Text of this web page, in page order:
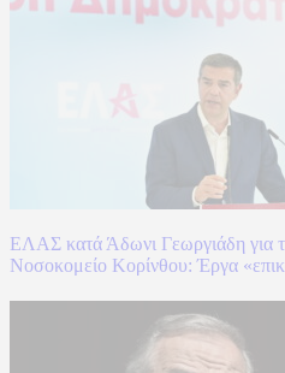
ΕΛΑΣ κατά Άδωνι Γεωργιάδη για
Νοσοκομείο Κορίνθου: Έργα